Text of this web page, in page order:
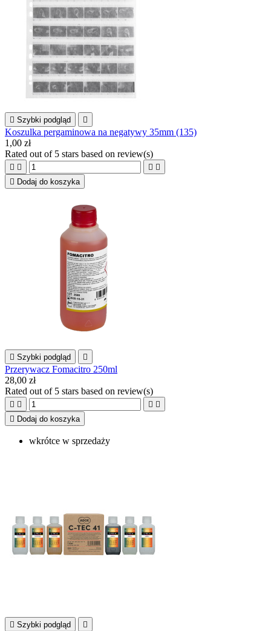
 Szybki podgląd 
Koszulka pergaminowa na negatywy 35mm (135)
1,00 zł
Rated out of 5 stars based on review(s)
   
 Dodaj do koszyka
 Szybki podgląd 
Przerywacz Fomacitro 250ml
28,00 zł
Rated out of 5 stars based on review(s)
   
 Dodaj do koszyka
wkrótce w sprzedaży
 Szybki podgląd 